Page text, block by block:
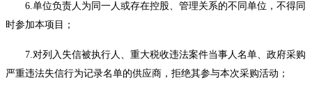
6.单位负责人为同一人或存在控股、管理关系的不同单位，不得同
时参加本项目；
7.对列入失信被执行人、重大税收违法案件当事人名单、政府采购
严重违法失信行为记录名单的供应商 ，拒绝其参与本次采购活动；